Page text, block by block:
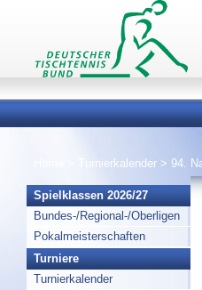
Turnierkalender > 94.
Spielklassen 2026/27
Bundes-/Regional-/Oberligen
Pokalmeisterschaften
Turniere
Turnierkalender